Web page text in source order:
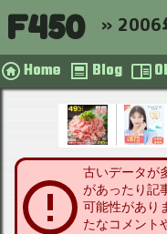
F450 2006
Home Blog
古いデータが
があったり記
可能性があり
たなコメント